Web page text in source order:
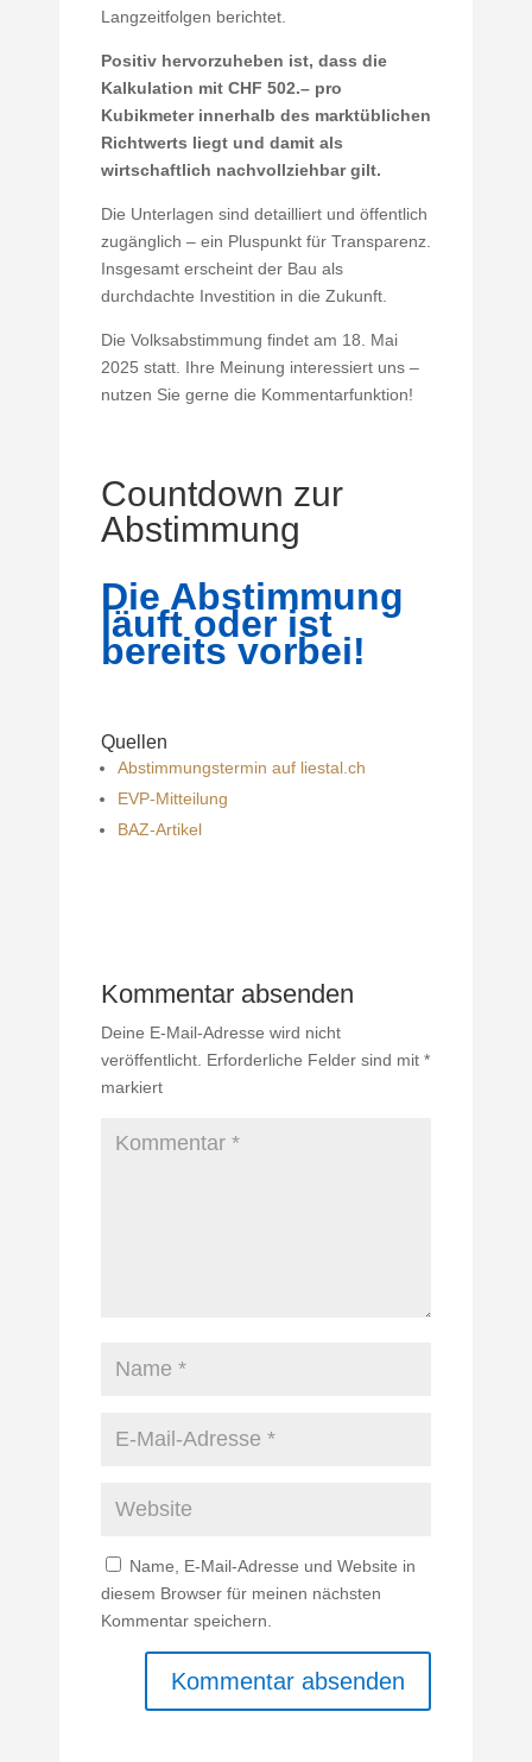
Langzeitfolgen berichtet.
Positiv hervorzuheben ist, dass die
Kalkulation mit CHF 502.– pro
Kubikmeter innerhalb des marktüblichen
Richtwerts liegt und damit als
wirtschaftlich nachvollziehbar gilt.
Die Unterlagen sind detailliert und öffentlich
zugänglich – ein Pluspunkt für Transparenz.
Insgesamt erscheint der Bau als
durchdachte Investition in die Zukunft.
Die Volksabstimmung findet am 18. Mai
2025 statt. Ihre Meinung interessiert uns –
nutzen Sie gerne die Kommentarfunktion!
Countdown zur
Abstimmung
Die Abstimmung
läuft oder ist
bereits vorbei!
Quellen
Abstimmungstermin auf liestal.ch
EVP-Mitteilung
BAZ-Artikel
Kommentar absenden
Deine E-Mail-Adresse wird nicht
veröffentlicht. Erforderliche Felder sind mit *
markiert
Name, E-Mail-Adresse und Website in
diesem Browser für meinen nächsten
Kommentar speichern.